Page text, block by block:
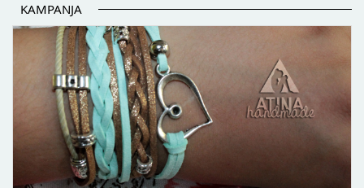
KAMPANJA